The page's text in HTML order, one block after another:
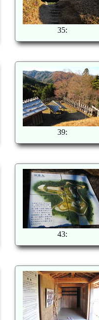
35:
39:
43: